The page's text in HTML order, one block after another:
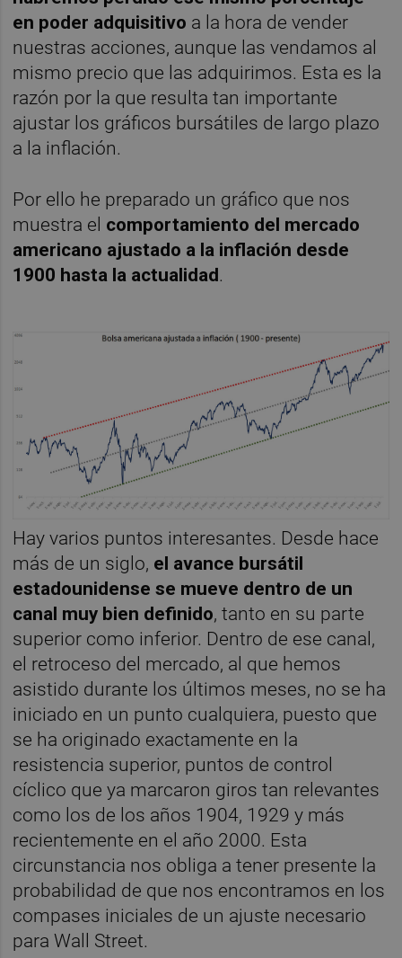
en poder adquisitivo a la hora de vender
nuestras acciones, aunque las vendamos al
mismo precio que las adquirimos. Esta es la
razón por la que resulta tan importante
ajustar los gráficos bursátiles de largo plazo
a la inflación.
Por ello he preparado un gráfico que nos
muestra el comportamiento del mercado
americano ajustado a la inflación desde
1900 hasta la actualidad.
Hay varios puntos interesantes. Desde hace
más de un siglo, el avance bursátil
estadounidense se mueve dentro de un
canal muy bien definido, tanto en su parte
superior como inferior. Dentro de ese canal,
el retroceso del mercado, al que hemos
asistido durante los últimos meses, no se ha
iniciado en un punto cualquiera, puesto que
se ha originado exactamente en la
resistencia superior, puntos de control
cíclico que ya marcaron giros tan relevantes
como los de los años 1904, 1929 y más
recientemente en el año 2000. Esta
circunstancia nos obliga a tener presente la
probabilidad de que nos encontramos en los
compases iniciales de un ajuste necesario
para Wall Street.